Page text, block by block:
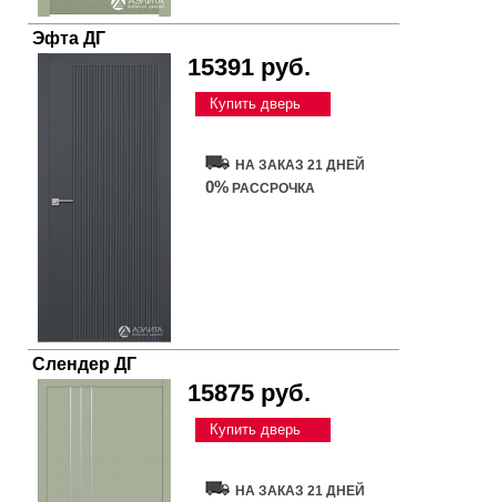
Эфта ДГ
15391 руб.
Купить дверь
НА ЗАКАЗ 21 ДНЕЙ
0% РАССРОЧКА
Слендер ДГ
15875 руб.
Купить дверь
НА ЗАКАЗ 21 ДНЕЙ